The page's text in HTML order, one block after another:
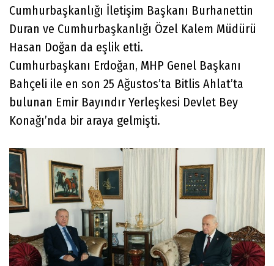
Cumhurbaşkanlığı İletişim Başkanı Burhanettin
Duran ve Cumhurbaşkanlığı Özel Kalem Müdürü
Hasan Doğan da eşlik etti.
Cumhurbaşkanı Erdoğan, MHP Genel Başkanı
Bahçeli ile en son 25 Ağustos’ta Bitlis Ahlat’ta
bulunan Emir Bayındır Yerleşkesi Devlet Bey
Konağı’nda bir araya gelmişti.